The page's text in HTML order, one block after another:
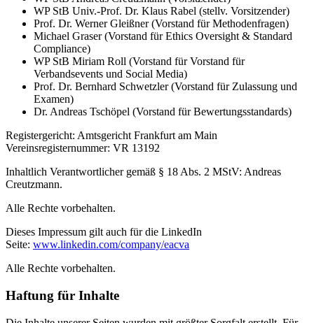
WP StB Univ.-Prof. Dr. Klaus Rabel (stellv. Vorsitzender)
Prof. Dr. Werner Gleißner (Vorstand für Methodenfragen)
Michael Graser (Vorstand für Ethics Oversight & Standard
Compliance)
WP StB Miriam Roll (Vorstand für Vorstand für
Verbandsevents und Social Media)
Prof. Dr. Bernhard Schwetzler (Vorstand für Zulassung und
Examen)
Dr. Andreas Tschöpel (Vorstand für Bewertungsstandards)
Registergericht: Amtsgericht Frankfurt am Main
Vereinsregisternummer: VR 13192
Inhaltlich Verantwortlicher gemäß § 18 Abs. 2 MStV: Andreas
Creutzmann.
Alle Rechte vorbehalten.
Dieses Impressum gilt auch für die LinkedIn
Seite: www.linkedin.com/company/eacva
Alle Rechte vorbehalten.
Haftung für Inhalte